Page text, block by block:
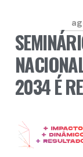
2034 É